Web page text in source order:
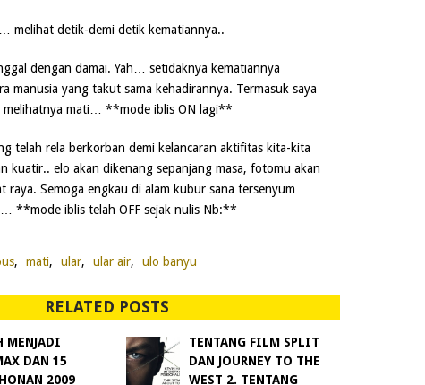
melihat detik-demi detik kematiannya..
dengan damai. Yah… setidaknya kematiannya
manusia yang takut sama kehadirannya. Termasuk saya
melihatnya mati… **mode iblis ON lagi**
telah rela berkorban demi kelancaran aktifitas kita-kita
kuatir.. elo akan dikenang sepanjang masa, fotomu akan
raya. Semoga engkau di alam kubur sana tersenyum
**mode iblis telah OFF sejak nulis Nb:**
, mati, ular, ular air, ulo banyu
RELATED POSTS
MENJADI
DAN 15
2009
TENTANG FILM SPLIT
DAN JOURNEY TO THE
WEST 2. TENTANG